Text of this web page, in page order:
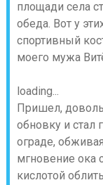
площади села
обеда. Вот у
спортивный
моего мужа
loading...
Пришел,
обновку и стал
ограде,
мгновение ока
кислотой